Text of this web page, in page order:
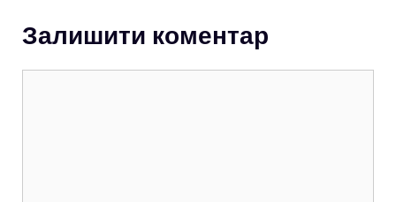
Залишити коментар